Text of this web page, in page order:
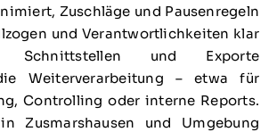
Zuschläge und Pausenregeln
und Verantwortlichkeiten klar
Schnittstellen und Exporte
Weiterverarbeitung – etwa für
Controlling oder interne Reports.
Zusmarshausen und Umgebung